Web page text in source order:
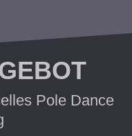
Pole Dance